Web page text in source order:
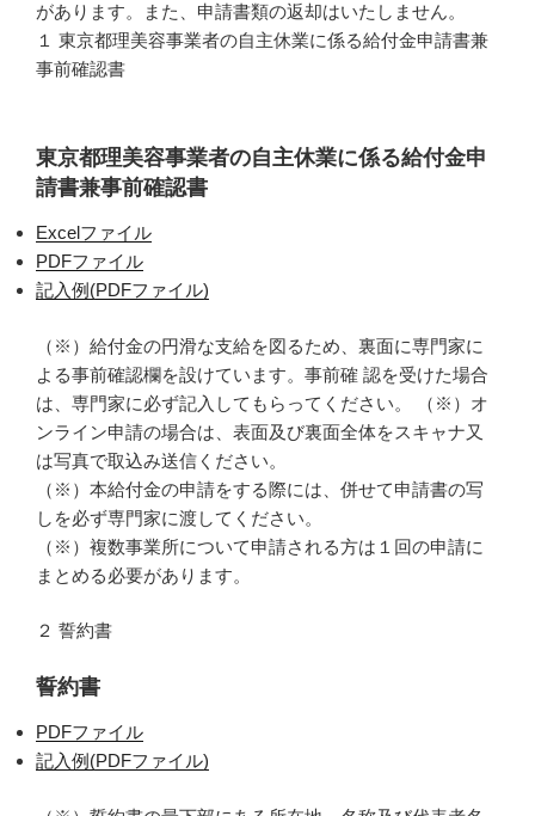
があります。また、申請書類の返却はいたしません。
１ 東京都理美容事業者の自主休業に係る給付金申請書兼
事前確認書
東京都理美容事業者の自主休業に係る給付金申
請書兼事前確認書
Excelファイル
PDFファイル
記入例(PDFファイル)
（※）給付金の円滑な支給を図るため、裏面に専門家に
よる事前確認欄を設けています。事前確 認を受けた場合
は、専門家に必ず記入してもらってください。 （※）オ
ンライン申請の場合は、表面及び裏面全体をスキャナ又
は写真で取込み送信ください。
（※）本給付金の申請をする際には、併せて申請書の写
しを必ず専門家に渡してください。
（※）複数事業所について申請される方は１回の申請に
まとめる必要があります。
２ 誓約書
誓約書
PDFファイル
記入例(PDFファイル)